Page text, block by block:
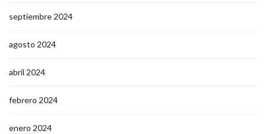
septiembre 2024
agosto 2024
abril 2024
febrero 2024
enero 2024